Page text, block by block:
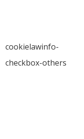
cookielawinfo-
checkbox-others